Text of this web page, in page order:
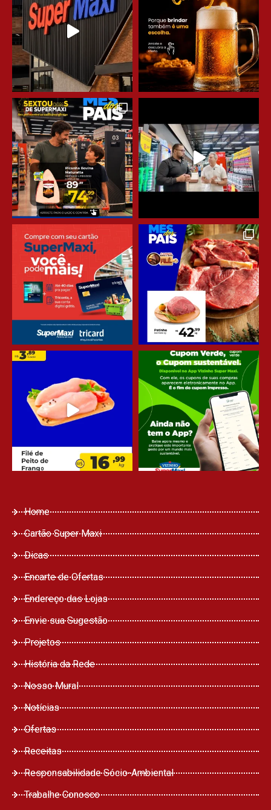
Home
Cartão Super Maxi
Dicas
Encarte de Ofertas
Endereço das Lojas
Envie sua Sugestão
Projetos
História da Rede
Nosso Mural
Notícias
Ofertas
Receitas
Responsabilidade Sócio-Ambiental
Trabalhe Conosco